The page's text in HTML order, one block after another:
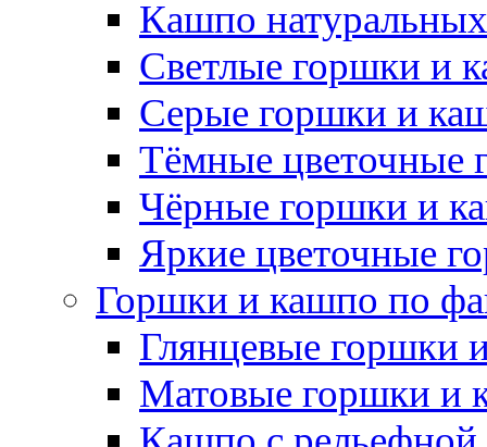
Кашпо
Светлые горшки и
Серые горшки и
Тёмные цветочные
Чёрные горшки и
Яркие цветочные
Горшки и кашпо по
Глянцевые горшки
Матовые горшки и